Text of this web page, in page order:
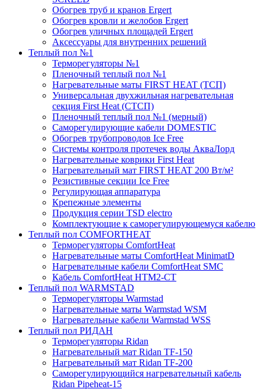
Обогрев труб и кранов Ergert
Обогрев кровли и желобов Ergert
Обогрев уличных площадей Ergert
Аксессуары для внутренних решений
Теплый пол №1
Терморегуляторы №1
Пленочный теплый пол №1
Нагревательные маты FIRST HEAT (ТСП)
Универсальная двухжильная нагревательная
секция First Heat (СТСП)
Пленочный теплый пол №1 (мерный)
Саморегулирующие кабели DOMESTIC
Обогрев трубопроводов Ice Free
Системы контроля протечек воды АкваЛорд
Нагревательные коврики First Heat
Нагревательный мат FIRST HEAT 200 Вт/м²
Резистивные секции Ice Free
Регулирующая аппаратура
Крепежные элементы
Продукция серии TSD electro
Комплектующие к саморегулирующемуся кабелю
Теплый пол COMFORTHEAT
Терморегуляторы ComfortHeat
Нагревательные маты ComfortHeat MinimatD
Нагревательные кабели ComfortHeat SMC
Кабель ComfortHeat HTM2-CT
Теплый пол WARMSTAD
Терморегуляторы Warmstad
Нагревательные маты Warmstad WSM
Нагревательные кабели Warmstad WSS
Теплый пол РИДАН
Терморегуляторы Ridan
Нагревательный мат Ridan TF-150
Нагревательный мат Ridan TF-200
Саморегулирующийся нагревательный кабель
Ridan Pipeheat-15